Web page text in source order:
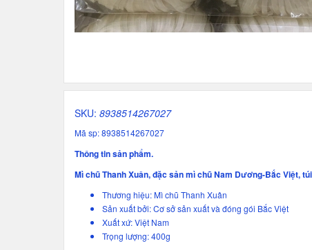
SKU: 8938514267027
Mã sp: 8938514267027
Thông tin sản phẩm.
Mì chũ Thanh Xuân, đặc sản mì chũ Nam Dương-Bắc Việt,
Thương hiệu: Mì chũ Thanh Xuân
Sản xuất bởi: Cơ sở sản xuất và đóng gói Bắc Việt
Xuất xứ: Việt Nam
Trọng lượng: 400g